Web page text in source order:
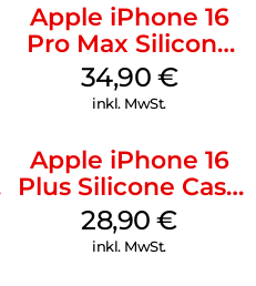
Apple iPhone 16
Pro Max Silicone
Case MagSafe
Denim
34,90 €
inkl. MwSt.
Apple iPhone 16
Plus Silicone Case
MagSafe Black
28,90€
inkl. MwSt.